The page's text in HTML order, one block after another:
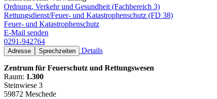
Ordnung, Verkehr und Gesundheit (Fachbereich 3)
Rettungsdienst/Feuer- und Katastrophenschutz (FD 38)
Feuer- und Katastrophenschutz
E-Mail senden
0291-942764
Adresse Sprechzeiten Details
Zentrum für Feuerschutz und Rettungswesen
Raum: 1.300
Steinwiese 3
59872 Meschede